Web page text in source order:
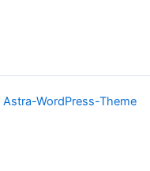
Astra-WordPress-Theme